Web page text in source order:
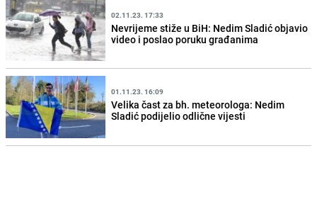
02.11.23. 17:33
Nevrijeme stiže u BiH: Nedim Sladić objavio
video i poslao poruku građanima
01.11.23. 16:09
Velika čast za bh. meteorologa: Nedim
Sladić podijelio odlične vijesti